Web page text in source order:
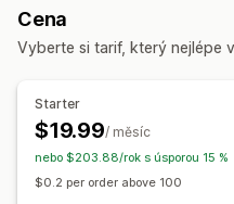
Přizpůsobení
Vlastní částky
Vlastní design
Datum skončení platnosti
Import dárkových karet
Možnosti doručení
Hromadné odeslání
Předplatná
Razítkovací nebo děrovací
Vlastní programy
Odměny, které můžete nabízet
Dárky Dárkové karty
Cena
Vyberte si tarif, který nejlépe
Starter
$19.99/ měsíc
nebo $203.88/rok s úsporou 15 %
$0.2 per order above 100